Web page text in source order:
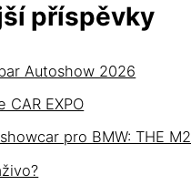
příspěvky
Autoshow 2026
CAR EXPO
pro BMW: THE M2